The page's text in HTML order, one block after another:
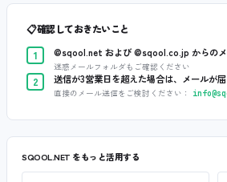
📋確認しておきたいこと
1
@sqool.net および @sqool.co.jp からの
迷惑メールフォルダもご確認ください
2 送信が3営業日を超えた場合は、メールが
直接のメール送信をご検討ください：
SQOOL.NET をもっと活用する